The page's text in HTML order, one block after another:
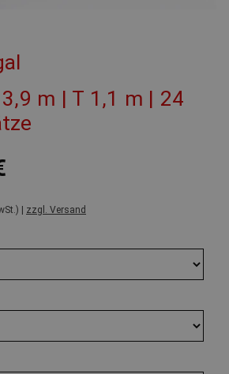
m | T 1,1 m | 24
| zzgl. Versand